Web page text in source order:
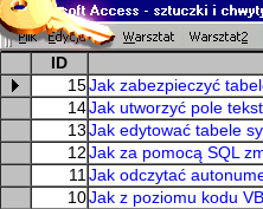
ID
15Jak zabezpieczyć
14Jak utworzyć pole
13Jak edytować tabele
12Jak za pomocą SQL
11 Jak odczytać
10Jak z poziomu kodu